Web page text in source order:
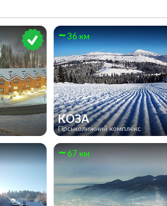
36 км
КОЗА
Гірськолижний комплекс
67 км